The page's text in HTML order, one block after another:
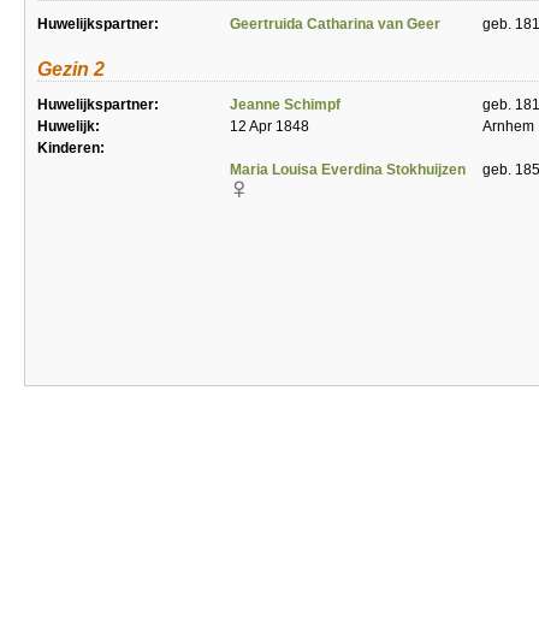
Huwelijkspartner: Geertruida Catharina van Geer geb.
Gezin 2
Huwelijkspartner: Jeanne Schimpf
geb.
Huwelijk:
12 Apr 1848
Arnhem
Kinderen:
Maria Louisa Everdina Stokhuijzen
geb.